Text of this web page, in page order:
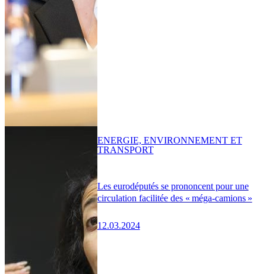
Les eurodéputés se prononcent pour une
circulation facilitée des « méga-camions »
12.03.2024
ENERGIE, ENVIRONNEMENT ET
TRANSPORT